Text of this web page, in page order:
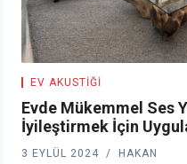
EV AKUSTIĞI
Evde Mükemmel Ses
İyileştirmek İçin
3 EYLÜL 2024 HAKAN